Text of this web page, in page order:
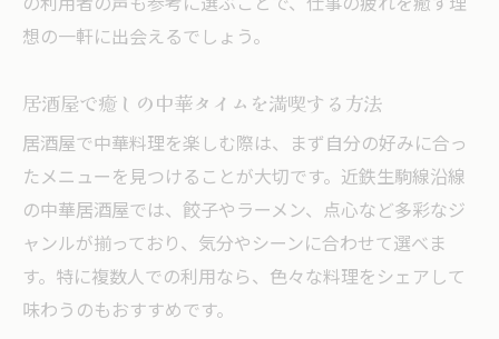
想の一軒に出会えるでしょう。
居酒屋で癒しの中華タイムを満喫する方法
居酒屋で中華料理を楽しむ際は、まず自分の好みに合っ
たメニューを見つけることが大切です。近鉄生駒線沿線
の中華居酒屋では、餃子やラーメン、点心など多彩なジ
ャンルが揃っており、気分やシーンに合わせて選べま
す。特に複数人での利用なら、色々な料理をシェアして
味わうのもおすすめです。